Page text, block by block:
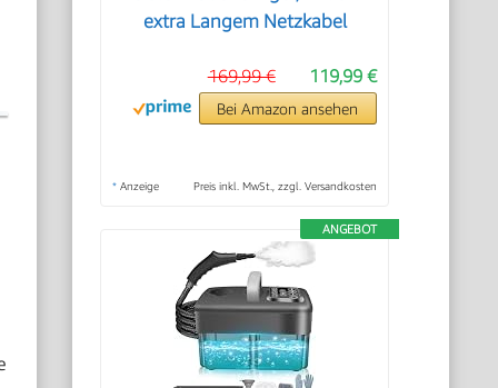
extra Langem Netzkabel
119,99 €
169,99 €
Bei Amazon ansehen
* Anzeige Preis inkl. MwSt., zzgl. Versandkosten
ANGEBOT